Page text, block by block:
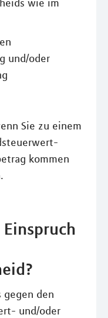
wie im
und/oder
Sie zu einem
kommen
gegen den
und/oder